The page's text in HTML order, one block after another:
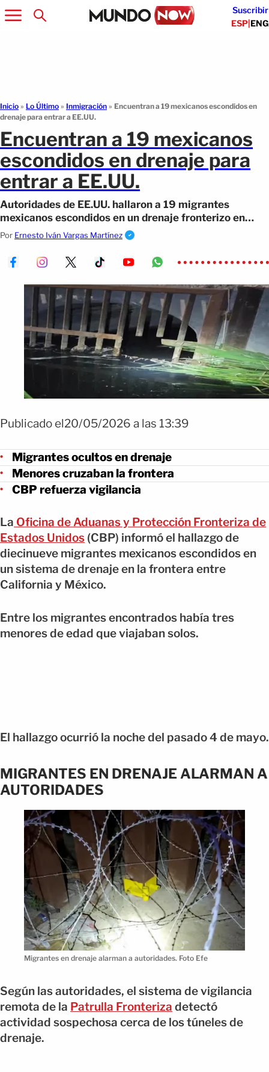
Suscribir
ESP|ENG
Inicio » Lo Último » Inmigración » Encuentran a 19 mexicanos escondidos en
drenaje para entrar a EE.UU.
Encuentran a 19 mexicanos
escondidos en drenaje para
entrar a EE.UU.
Autoridades de EE.UU. hallaron a 19 migrantes
mexicanos escondidos en un drenaje fronterizo en
California, incluidos tres menores.
Por Ernesto Iván Vargas Martínez
Publicado el20/05/2026 a las 13:39
Migrantes ocultos en drenaje
Menores cruzaban la frontera
CBP refuerza vigilancia
La Oficina de Aduanas y Protección Fronteriza de
Estados Unidos (CBP) informó el hallazgo de
diecinueve migrantes mexicanos escondidos en
un sistema de drenaje en la frontera entre
California y México.
Entre los migrantes encontrados había tres
menores de edad que viajaban solos.
El hallazgo ocurrió la noche del pasado 4 de mayo.
MIGRANTES EN DRENAJE ALARMAN A
AUTORIDADES
Migrantes en drenaje alarman a autoridades. Foto Efe
Según las autoridades, el sistema de vigilancia
remota de la Patrulla Fronteriza detectó
actividad sospechosa cerca de los túneles de
drenaje.